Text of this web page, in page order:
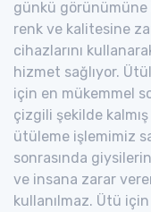
günkü görünümüne
renk ve kalitesine
cihazlarını
hizmet sağlıyor.
için en mükemmel
çizgili şekilde
ütüleme işlemimiz
sonrasında
ve insana zarar
kullanılmaz. Ütü